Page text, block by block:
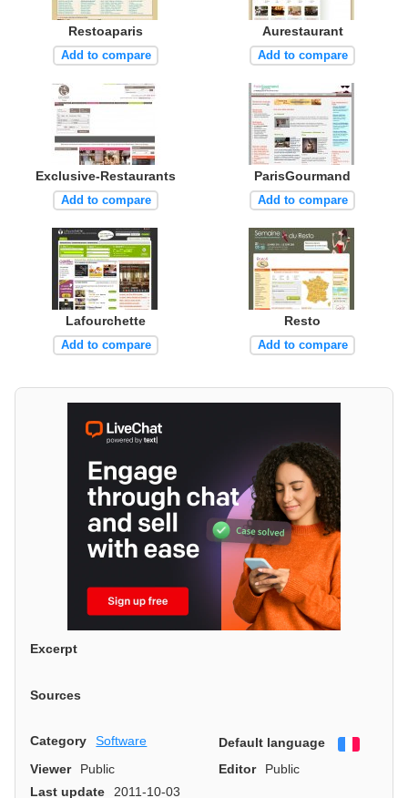
Restoaparis
Add to compare
Aurestaurant
Add to compare
Exclusive-Restaurants
Add to compare
ParisGourmand
Add to compare
Lafourchette
Add to compare
Resto
Add to compare
Excerpt
Sources
Category Software Default language
Viewer
Public Editor
Public
Last update
2011-10-03